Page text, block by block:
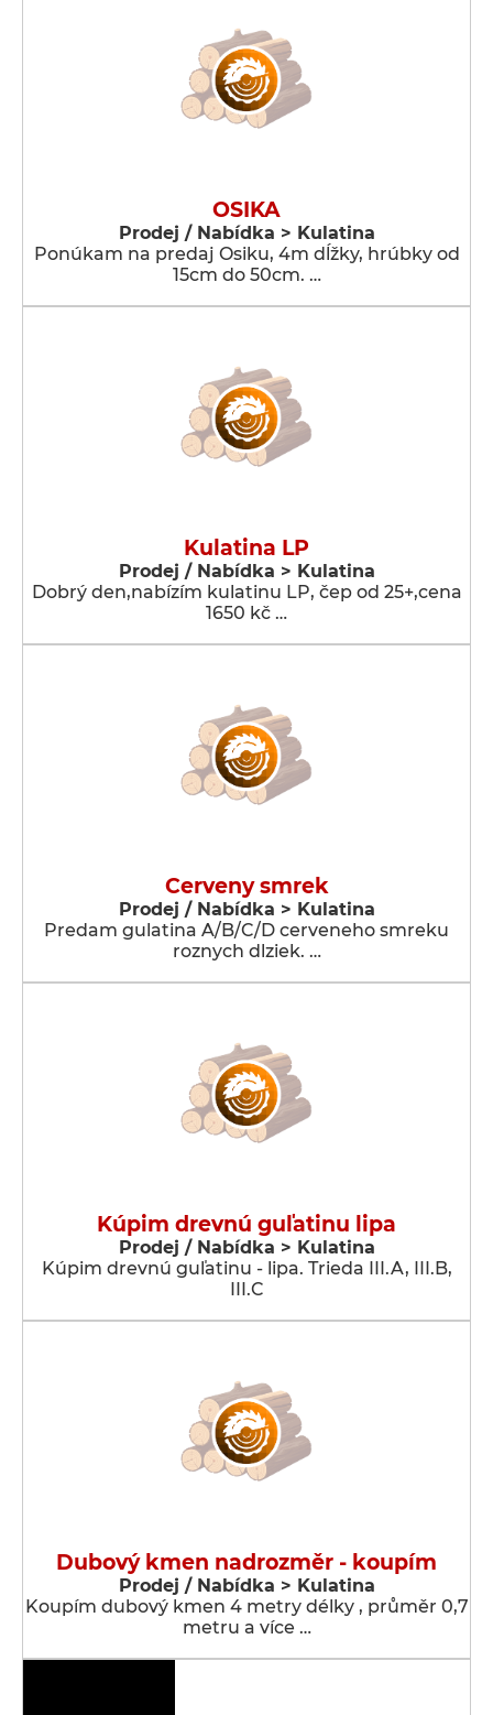
OSIKA
Prodej / Nabídka > Kulatina
Ponúkam na predaj Osiku, 4m dĺžky, hrúbky od
15cm do 50cm. …
Kulatina LP
Prodej / Nabídka > Kulatina
Dobrý den,nabízím kulatinu LP, čep od 25+,cena
1650 kč …
Cerveny smrek
Prodej / Nabídka > Kulatina
Predam gulatina A/B/C/D cerveneho smreku
roznych dlziek. …
Kúpim drevnú guľatinu lipa
Prodej / Nabídka > Kulatina
Kúpim drevnú guľatinu - lipa. Trieda III.A, III.B,
III.C
Dubový kmen nadrozměr - koupím
Prodej / Nabídka > Kulatina
Koupím dubový kmen 4 metry délky , průměr 0,7
metru a více …